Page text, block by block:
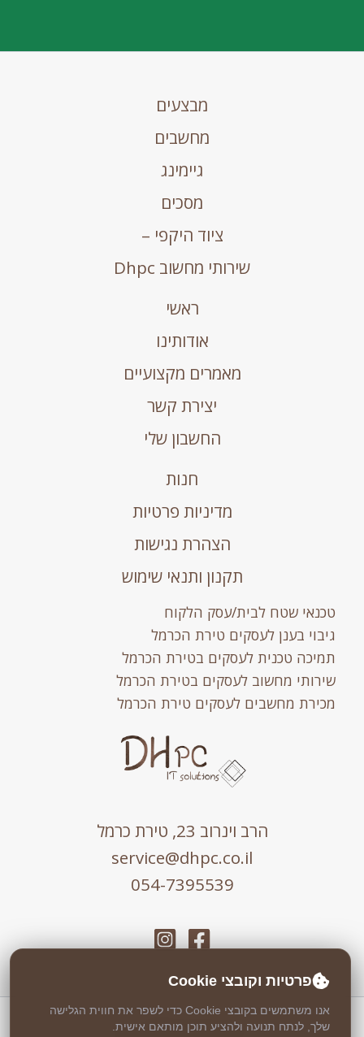
מבצעים
מחשבים
גיימינג
מסכים
ציוד היקפי –
שירותי מחשוב Dhpc
ראשי
אודותינו
מאמרים מקצועיים
יצירת קשר
החשבון שלי
חנות
מדיניות פרטיות
הצהרת נגישות
תקנון ותנאי שימוש
טכנאי שטח לבית/עסק הלקוח
גיבוי בענן לעסקים טירת הכרמל
תמיכה טכנית לעסקים בטירת הכרמל
שירותי מחשוב לעסקים בטירת הכרמל
מכירת מחשבים לעסקים טירת הכרמל
הרב וינרוב 23, טירת כרמל
service@dhpc.co.il
054-7395539
כל הזכויות שמורות © 2026 DHPC
פרטיות וקובצי Cookie
אנו משתמשים בקובצי Cookie כדי לשפר את חווית הגלישה
שלך, לנתח תנועה ולהציע תוכן מותאם אישית.